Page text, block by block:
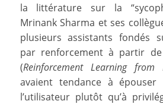
la littérature sur la
Mrinank Sharma et ses
plusieurs assistants fondés
par renforcement à partir
(Reinforcement Learning from
avaient tendance à épouser
l’utilisateur plutôt qu’à